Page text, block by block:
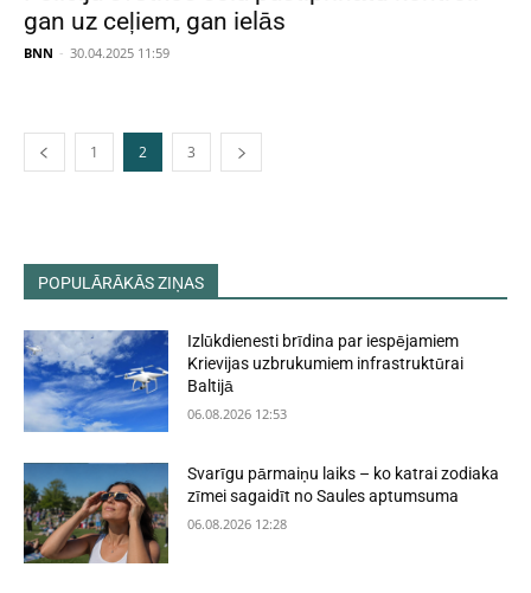
gan uz ceļiem, gan ielās
BNN - 30.04.2025 11:59
1 2 3
POPULĀRĀKĀS ZIŅAS
Izlūkdienesti brīdina par iespējamiem
Krievijas uzbrukumiem infrastruktūrai
Baltijā
06.08.2026 12:53
Svarīgu pārmaiņu laiks – ko katrai zodiaka
zīmei sagaidīt no Saules aptumsuma
06.08.2026 12:28